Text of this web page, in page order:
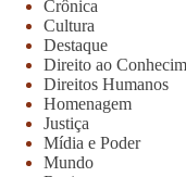
Crônica
Cultura
Destaque
Direito ao
Direitos Humanos
Homenagem
Justiça
Mídia e Poder
Mundo